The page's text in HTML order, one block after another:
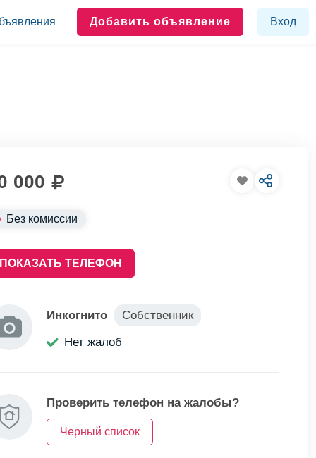
Добавить объявление Вход
000
Без комиссии
ПОКАЗАТЬ ТЕЛЕФОН
Инкогнито
Собственник
Нет жалоб
Проверить телефон на жалобы?
Черный список